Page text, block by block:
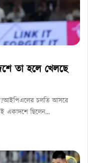
তা হলে খেলছে
চলতি আসরে
একাদশে ছিলেন…